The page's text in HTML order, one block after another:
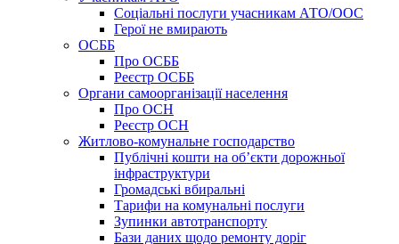
Соціальні послуги учасникам АТО/ООС
Герої не вмирають
ОСББ
Про ОСББ
Реєстр ОСББ
Органи самоорганізації населення
Про ОСН
Реєстр ОСН
Житлово-комунальне господарство
Публічні кошти на об’єкти дорожньої
інфраструктури
Громадські вбиральні
Тарифи на комунальні послуги
Зупинки автотранспорту
Бази даних щодо ремонту доріг